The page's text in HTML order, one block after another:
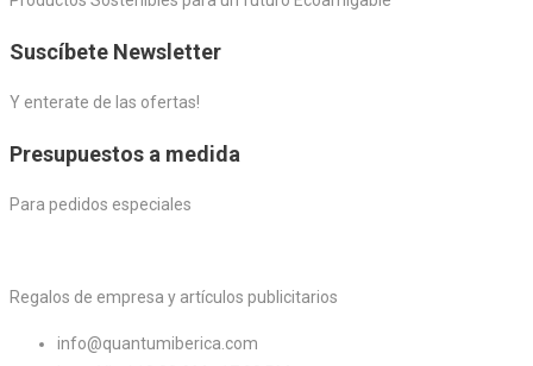
Suscíbete Newsletter
Y enterate de las ofertas!
Presupuestos a medida
Para pedidos especiales
Regalos de empresa y artículos publicitarios
info@quantumiberica.com